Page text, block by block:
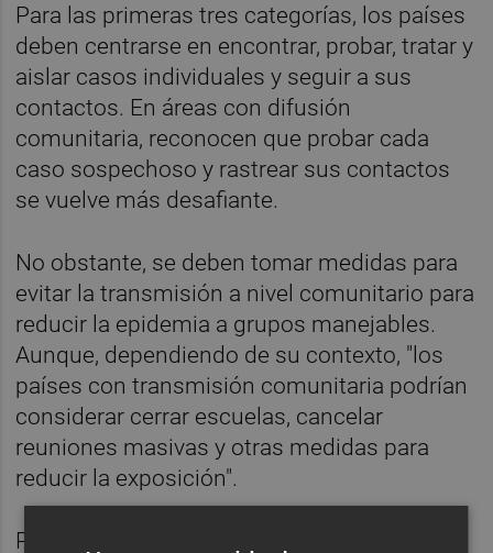
Para las primeras tres categorías, los países
deben centrarse en encontrar, probar, tratar y
aislar casos individuales y seguir a sus
contactos. En áreas con difusión
comunitaria, reconocen que probar cada
caso sospechoso y rastrear sus contactos
se vuelve más desafiante.
No obstante, se deben tomar medidas para
evitar la transmisión a nivel comunitario para
reducir la epidemia a grupos manejables.
Aunque, dependiendo de su contexto, "los
países con transmisión comunitaria podrían
considerar cerrar escuelas, cancelar
reuniones masivas y otras medidas para
reducir la exposición".
Por el momento, ha continuado, solo unos